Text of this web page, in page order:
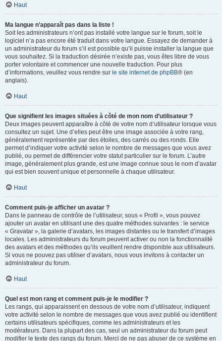
Haut
Ma langue n’apparaît pas dans la liste !
Soit les administrateurs n’ont pas installé votre langue sur le forum, soit le
logiciel n’a pas encore été traduit dans votre langue. Essayez de demander à
un administrateur du forum s’il est possible qu’il puisse installer la langue que
vous souhaitez. Si la traduction désirée n’existe pas, vous êtes libre de vous
porter volontaire et commencer une nouvelle traduction. Pour plus
d’informations, veuillez vous rendre sur le site internet de phpBB® (en
anglais).
Haut
Que signifient les images situées à côté de mon nom d’utilisateur ?
Deux images peuvent apparaître à côté de votre nom d’utilisateur lorsque vous
consultez un sujet. Une d’elles peut être une image associée à votre rang,
généralement représentée par des étoiles, des carrés ou des ronds. Elle
permet d’indiquer votre activité selon le nombre de messages que vous avez
publié, ou permet de différencier votre statut particulier sur le forum. L’autre
image, généralement plus grande, est une image connue sous le nom d’avatar
qui est bien souvent unique et personnelle à chaque utilisateur.
Haut
Comment puis-je afficher un avatar ?
Dans le panneau de contrôle de l’utilisateur, sous « Profil », vous pouvez
ajouter un avatar en utilisant une des quatre méthodes suivantes : le service
« Gravatar », la galerie d’avatars, les images distantes ou le transfert d’images
locales. Les administrateurs du forum peuvent activer ou non la fonctionnalité
des avatars et des méthodes qu’ils veuillent rendre disponible aux utilisateurs.
Si vous ne pouvez pas utiliser d’avatars, nous vous invitons à contacter un
administrateur du forum.
Haut
Quel est mon rang et comment puis-je le modifier ?
Les rangs, qui apparaissent en dessous de votre nom d’utilisateur, indiquent
votre activité selon le nombre de messages que vous avez publié ou identifient
certains utilisateurs spécifiques, comme les administrateurs et les
modérateurs. Dans la plupart des cas, seul un administrateur du forum peut
modifier le texte des rangs du forum. Merci de ne pas abuser de ce système en